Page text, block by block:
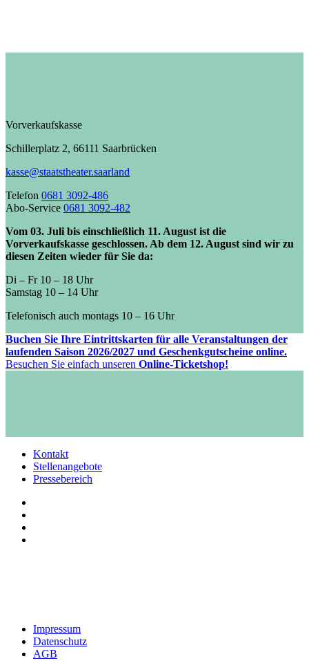
Vorverkaufskasse
Schillerplatz 2, 66111 Saarbrücken
kasse@staatstheater.saarland
Telefon 0681 3092-486
Abo-Service 0681 3092-482
Vom 03. Juli bis einschließlich 11. August ist die
Vorverkaufskasse geschlossen. Ab dem 12. August sind wir zu
diesen Zeiten wieder für Sie da:
Di – Fr 10 – 18 Uhr
Samstag 10 – 14 Uhr
Telefonisch auch montags 10 – 16 Uhr
Buchen Sie Ihre Eintrittskarten für alle Veranstaltungen der
laufenden Saison 2026/2027 und Geschenkgutscheine online.
Besuchen Sie einfach unseren Online-Ticketshop!
Kontakt
Stellenangebote
Pressebereich
Impressum
Datenschutz
AGB